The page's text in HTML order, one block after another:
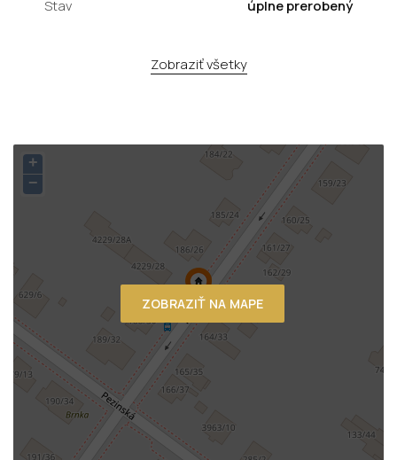
Stav úplne prerobený
Zobraziť všetky
ZOBRAZIŤ NA MAPE
+
−